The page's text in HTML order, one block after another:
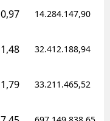
0,97 14.284.147,90
1,48 32.412.188,94
1,79 33.211.465,52